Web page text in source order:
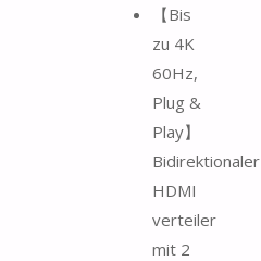
【Bis
zu 4K
60Hz,
Plug &
Play】
Bidirektionaler
HDMI
verteiler
mit 2